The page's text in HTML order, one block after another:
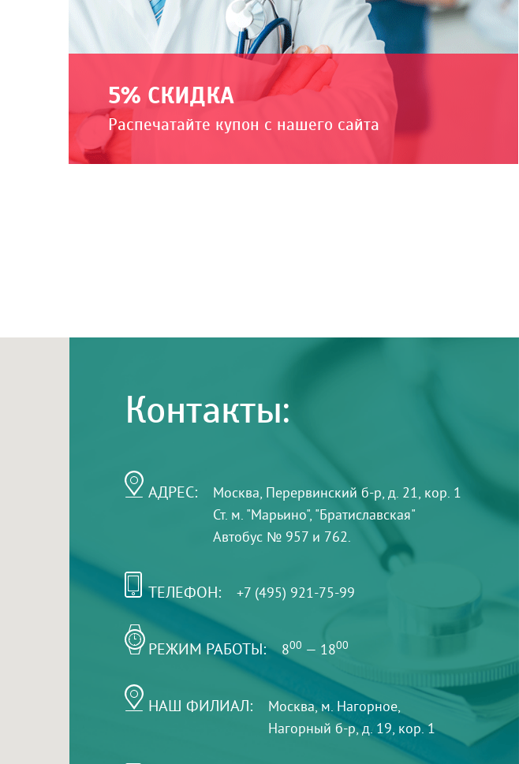
5% СКИДКА
Распечатайте купон с нашего сайта
Контакты:
АДРЕС:
Москва, Перервинский б-р, д. 21, кор. 1
Ст. м. "Марьино", "Братиславская"
Автобус № 957 и 762.
ТЕЛЕФОН: +7 (495) 921-75-99
РЕЖИМ РАБОТЫ: 800 — 1800
НАШ ФИЛИАЛ:
Москва, м. Нагорное,
Нагорный б-р, д. 19, кор. 1